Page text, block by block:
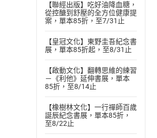
【聯經出版】吃好油降血糖，
從控醣到舒壓的全方位健康提
案，單本85折，至7/31止
【皇冠文化】東野圭吾紀念書
展，單本85折起，至8/31止
【啟動文化】翻轉思維的練習
－《利他》延伸書展，單本
85折，至8/14止
【橡樹林文化】一行禪師百歲
誕辰紀念書展，單本85折，
至8/22止